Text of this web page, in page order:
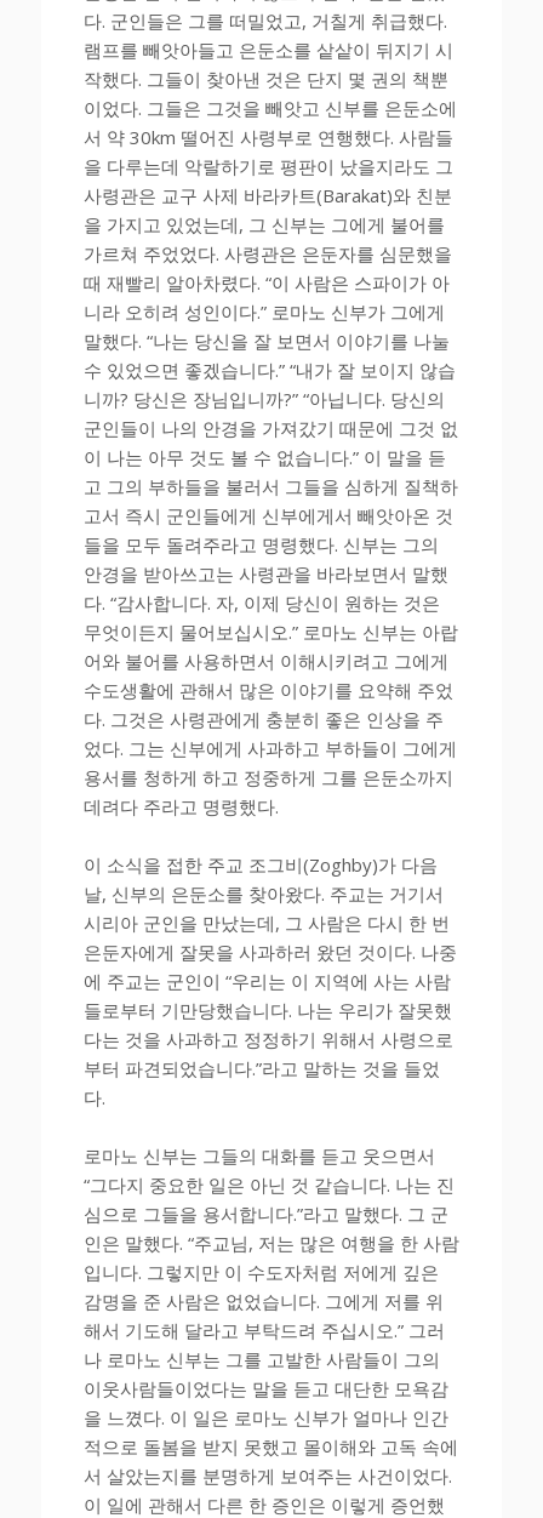
다. 군인들은 그를 떠밀었고, 거칠게 취급했다.
램프를 빼앗아들고 은둔소를 샅샅이 뒤지기 시
작했다. 그들이 찾아낸 것은 단지 몇 권의 책뿐
이었다. 그들은 그것을 빼앗고 신부를 은둔소에
서 약 30km 떨어진 사령부로 연행했다. 사람들
을 다루는데 악랄하기로 평판이 났을지라도 그
사령관은 교구 사제 바라카트(Barakat)와 친분
을 가지고 있었는데, 그 신부는 그에게 불어를
가르쳐 주었었다. 사령관은 은둔자를 심문했을
때 재빨리 알아차렸다. “이 사람은 스파이가 아
니라 오히려 성인이다.” 로마노 신부가 그에게
말했다. “나는 당신을 잘 보면서 이야기를 나눌
수 있었으면 좋겠습니다.” “내가 잘 보이지 않습
니까? 당신은 장님입니까?” “아닙니다. 당신의
군인들이 나의 안경을 가져갔기 때문에 그것 없
이 나는 아무 것도 볼 수 없습니다.” 이 말을 듣
고 그의 부하들을 불러서 그들을 심하게 질책하
고서 즉시 군인들에게 신부에게서 빼앗아온 것
들을 모두 돌려주라고 명령했다. 신부는 그의
안경을 받아쓰고는 사령관을 바라보면서 말했
다. “감사합니다. 자, 이제 당신이 원하는 것은
무엇이든지 물어보십시오.” 로마노 신부는 아랍
어와 불어를 사용하면서 이해시키려고 그에게
수도생활에 관해서 많은 이야기를 요약해 주었
다. 그것은 사령관에게 충분히 좋은 인상을 주
었다. 그는 신부에게 사과하고 부하들이 그에게
용서를 청하게 하고 정중하게 그를 은둔소까지
데려다 주라고 명령했다.
이 소식을 접한 주교 조그비(Zoghby)가 다음
날, 신부의 은둔소를 찾아왔다. 주교는 거기서
시리아 군인을 만났는데, 그 사람은 다시 한 번
은둔자에게 잘못을 사과하러 왔던 것이다. 나중
에 주교는 군인이 “우리는 이 지역에 사는 사람
들로부터 기만당했습니다. 나는 우리가 잘못했
다는 것을 사과하고 정정하기 위해서 사령으로
부터 파견되었습니다.”라고 말하는 것을 들었
다.
로마노 신부는 그들의 대화를 듣고 웃으면서
“그다지 중요한 일은 아닌 것 같습니다. 나는 진
심으로 그들을 용서합니다.”라고 말했다. 그 군
인은 말했다. “주교님, 저는 많은 여행을 한 사람
입니다. 그렇지만 이 수도자처럼 저에게 깊은
감명을 준 사람은 없었습니다. 그에게 저를 위
해서 기도해 달라고 부탁드려 주십시오.” 그러
나 로마노 신부는 그를 고발한 사람들이 그의
이웃사람들이었다는 말을 듣고 대단한 모욕감
을 느꼈다. 이 일은 로마노 신부가 얼마나 인간
적으로 돌봄을 받지 못했고 몰이해와 고독 속에
서 살았는지를 분명하게 보여주는 사건이었다.
이 일에 관해서 다른 한 증인은 이렇게 증언했